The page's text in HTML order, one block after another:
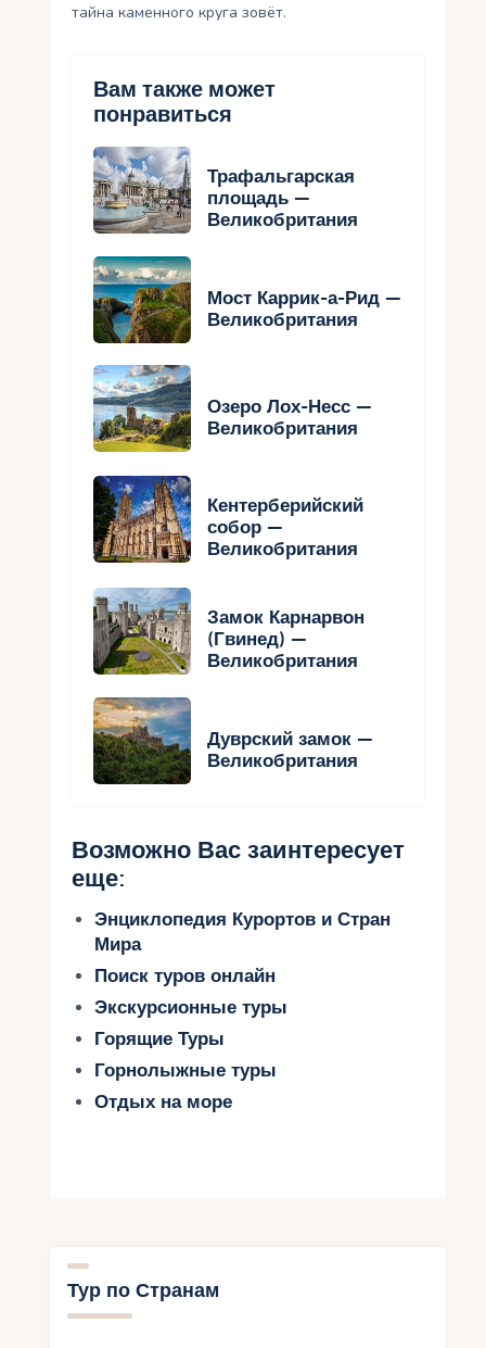
тайна каменного круга зовёт.
Вам также может
понравиться
Трафальгарская
площадь —
Великобритания
Мост Каррик-а-Рид —
Великобритания
Озеро Лох-Несс —
Великобритания
Кентерберийский
собор —
Великобритания
Замок Карнарвон
(Гвинед) —
Великобритания
Дуврский замок —
Великобритания
Возможно Вас заинтересует
еще:
Энциклопедия Курортов и Стран
Мира
Поиск туров онлайн
Экскурсионные туры
Горящие Туры
Горнолыжные туры
Отдых на море
Тур по Странам